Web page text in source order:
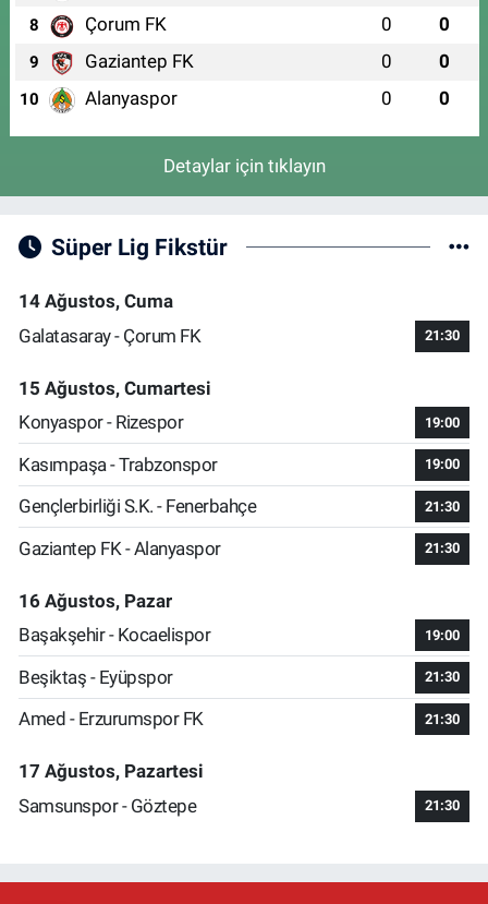
8 Çorum FK 0 0
9 Gaziantep FK 0 0
10 Alanyaspor 0 0
Detaylar için tıklayın
Süper Lig Fikstür
14 Ağustos, Cuma
Galatasaray - Çorum FK
21:30
15 Ağustos, Cumartesi
Konyaspor - Rizespor
19:00
Kasımpaşa - Trabzonspor 19:00
Gençlerbirliği S.K. - Fenerbahçe 21:30
Gaziantep FK - Alanyaspor 21:30
16 Ağustos, Pazar
Başakşehir - Kocaelispor
19:00
Beşiktaş - Eyüpspor 21:30
Amed - Erzurumspor FK 21:30
17 Ağustos, Pazartesi
Samsunspor - Göztepe
21:30